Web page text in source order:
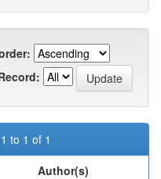
to 1 of 1
Author(s)